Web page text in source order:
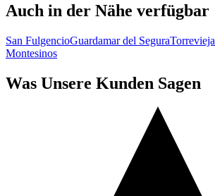
Auch in der Nähe verfügbar
San FulgencioGuardamar del SeguraTorrevieja
Montesinos
Was Unsere Kunden Sagen